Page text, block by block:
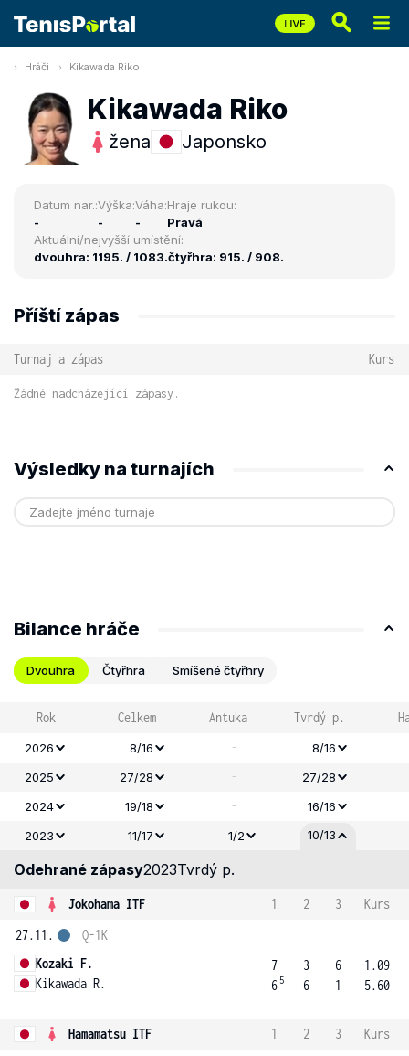
Hráči Kikawada Riko
Kikawada Riko
žena Japonsko
Datum nar.:
-
Výška:
-
Váha:
-
Hraje rukou:
Pravá
Aktuální/nejvyšší umístění:
dvouhra: 1195. / 1083.čtyřhra: 915. / 908.
Příští zápas
Turnaj a zápas Kurs
Žádné nadcházející zápasy.
Výsledky na turnajích
Bilance hráče
Dvouhra Čtyřhra Smíšené čtyřhry
Rok Celkem Antuka Tvrdý p.
2026 8/16 -
8/16
2025
27/28 -
27/28
2024
19/18 -
16/16
2023
11/17 1/2 10/13
Odehrané zápasy2023Tvrdý p.
Jokohama ITF 1 2 3
Kurs
27.11.
Kozaki F.
Kikawada R.
Q-1K
7
6 5
3
6
6
1
1.09
5.60
Hamamatsu ITF 1 2 3
Kurs